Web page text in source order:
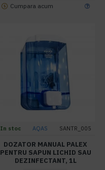
Cumpara acum
In stoc AQAS SANTR_005
DOZATOR MANUAL PALEX
PENTRU SAPUN LICHID SAU
DEZINFECTANT, 1L